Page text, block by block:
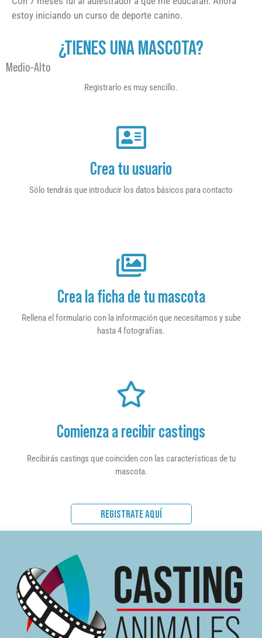
estoy iniciando un curso de deporte canino.
¿TIENES UNA MASCOTA?
Medio-Alto
Registrarlo es muy sencillo.
Crea tu usuario
Sólo tendrás que introducir los datos básicos para contacto
Crea la ficha de tu mascota
Rellena el formulario con la información que necesitamos y sube
hasta 4 fotografías.
Comienza a recibir castings
Recibirás castings que coinciden con las características de tu
mascota.
REGISTRATE AQUÍ